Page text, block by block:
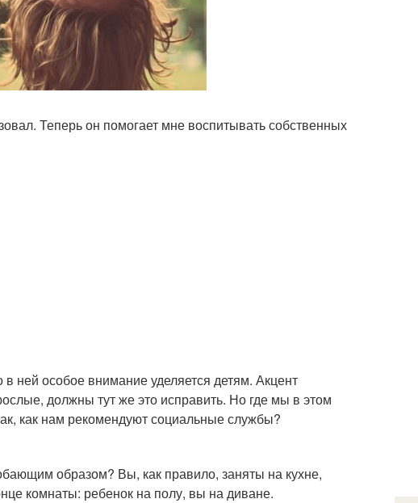
Теперь он помогает мне воспитывать собственных
ней особое внимание уделяется детям. Акцент
должны тут же это исправить. Но где мы в этом
как нам рекомендуют социальные службы?
образом? Вы, как правило, заняты на кухне,
комнаты: ребенок на полу, вы на диване.